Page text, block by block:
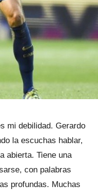
mi debilidad. Gerardo
la escuchas hablar,
abierta. Tiene una
con palabras
profundas. Muchas